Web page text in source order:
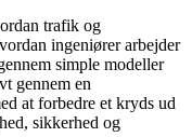
trafik og
ingeniører arbejder
simple modeller
gennem en
at forbedre et kryds ud
sikkerhed og